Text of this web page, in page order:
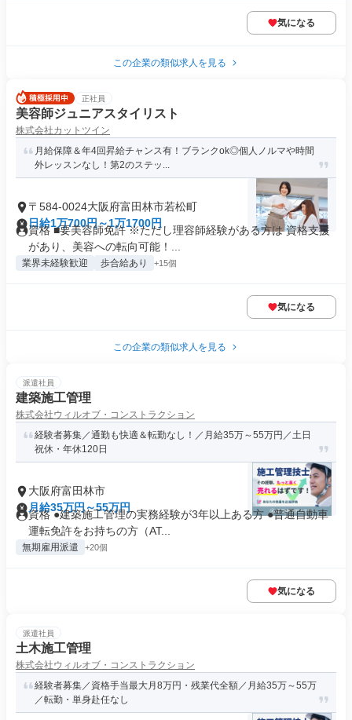
気になる
この企業の類似求人を見る
正社員
美容師ジュニアスタイリスト
株式会社カットツイン
月給保障＆年4回昇給チャンス有！ブランクok◎個人ノルマや時間
外レッスンなし！第2のステッ...
〒584-0024大阪府富田林市若松町
日給1万700円～1万1700円
資格 ■要美容師免許 ※ただし理容師経験がある方は 資格支援
があり、美容への転向可能！...
業界未経験歓迎 歩合給あり +15個
気になる
この企業の類似求人を見る
派遣社員
建築施工管理
株式会社ウィルオブ・コンストラクション
経験者募集／通勤も快適＆転勤なし！／月給35万～55万円／土日
祝休・年休120日
大阪府富田林市
月給35万円～55万円
資格 ●建築施工管理の実務経験が3年以上ある方 ●普通自動車
運転免許をお持ちの方（AT...
無期雇用派遣 +20個
気になる
派遣社員
土木施工管理
株式会社ウィルオブ・コンストラクション
経験者募集／資格手当最大月8万円・残業代全額／月給35万～55万
／転勤・単身赴任なし